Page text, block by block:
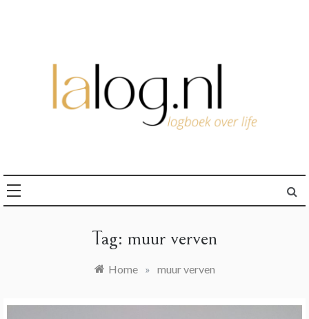
Tag: muur verven
Home » muur verven